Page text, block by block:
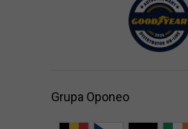
Grupa Oponeo